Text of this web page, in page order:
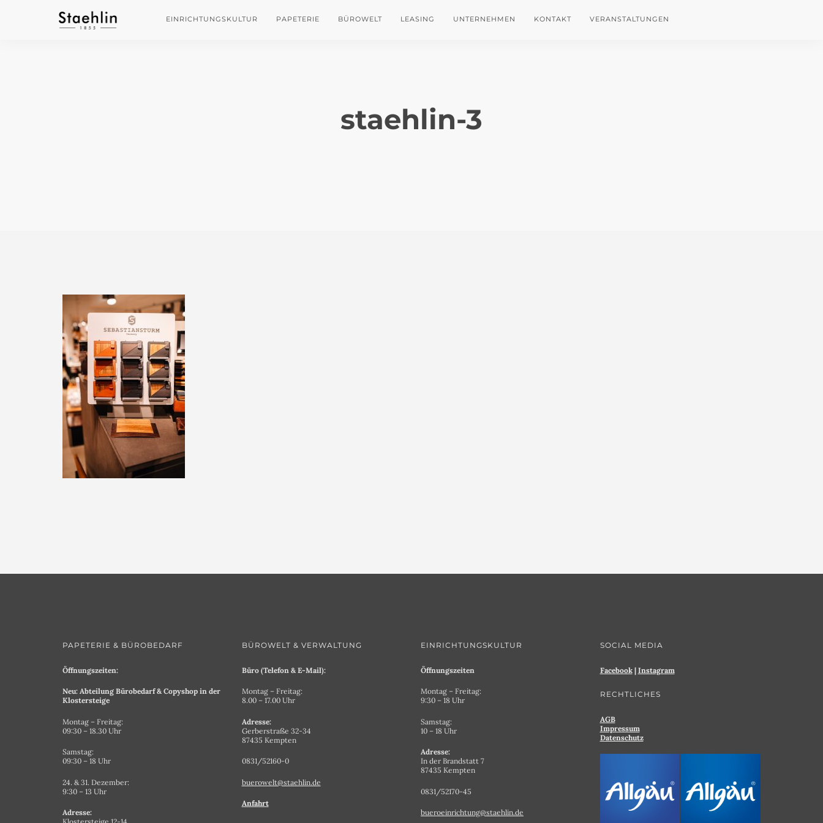
EINRICHTUNGSKULTUR PAPETERIE BÜROWELT LEASING UNTERNEHMEN KONTAKT VERANSTALTUNGEN
staehlin-3
PAPETERIE & BÜROBEDARF
Öffnungszeiten:
Neu: Abteilung Bürobedarf & Copyshop in der
Klostersteige
Montag – Freitag:
09:30 – 18.30 Uhr
Samstag:
09:30 – 18 Uhr
24. & 31. Dezember:
9:30 – 13 Uhr
Adresse:
BÜROWELT & VERWALTUNG
Büro (Telefon & E-Mail):
Montag – Freitag:
8.00 – 17.00 Uhr
Adresse:
Gerberstraße 32-34
87435 Kempten
0831/52160-0
buerowelt@staehlin.de
Anfahrt
EINRICHTUNGSKULTUR
Öffnungszeiten
Montag – Freitag:
9:30 – 18 Uhr
Samstag:
10 – 18 Uhr
Adresse:
In der Brandstatt 7
87435 Kempten
0831/52170-45
bueroeinrichtung@staehlin.de
SOCIAL MEDIA
Facebook| Instagram
RECHTLICHES
AGB
Impressum
Datenschutz